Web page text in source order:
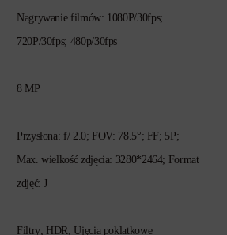
Nagrywanie filmów: 1080P/30fps;
720P/30fps; 480p/30fps
8 MP
Przysłona: f/ 2.0; FOV: 78.5°; FF; 5P;
Max. wielkość zdjęcia: 3280*2464; Format
zdjęć: J
Filtry; HDR; Ujęcia poklatkowe